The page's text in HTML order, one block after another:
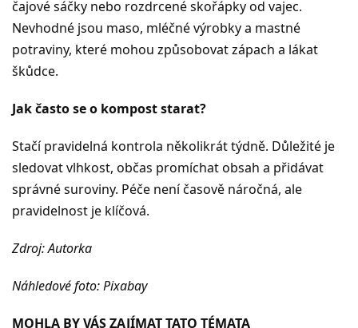
čajové sáčky nebo rozdrcené skořápky od vajec.
Nevhodné jsou maso, mléčné výrobky a mastné
potraviny, které mohou způsobovat zápach a lákat
škůdce.
Jak často se o kompost starat?
Stačí pravidelná kontrola několikrát týdně. Důležité je
sledovat vlhkost, občas promíchat obsah a přidávat
správné suroviny. Péče není časově náročná, ale
pravidelnost je klíčová.
Zdroj: Autorka
Náhledové foto: Pixabay
MOHLA BY VÁS ZAJÍMAT TATO TÉMATA